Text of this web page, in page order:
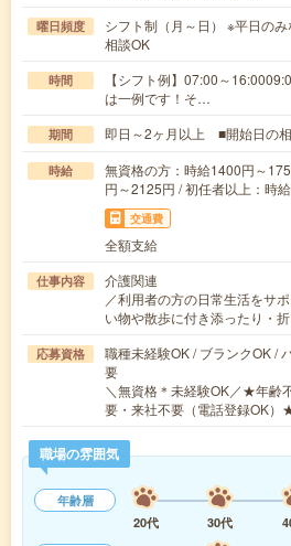
曜日頻度
シフト制（月～日） ※平日の
相談OK
時間
【シフト例】07:00～
は一例です！そ…
期間 即日～2ヶ月以上 ■開始日の相
時給
無資格の方：時給1400円～
円～2125円 / 初任者以上：時
交通費
全額支給
仕事内容
介護関連
／利用者の方の日常生活をサ
い物や散歩に付き添ったり・
応募資格
職種未経験OK / ブランクOK /
要
＼無資格＊未経験OK／★年齢
要・来社不要（電話登録OK
職場の雰囲気
年齢層
20代
30代